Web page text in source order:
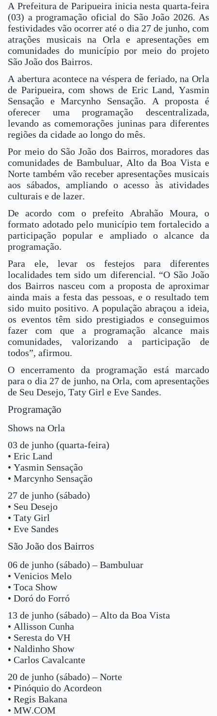
A Prefeitura de Paripueira inicia nesta quarta-feira
(03) a programação oficial do São João 2026. As
festividades vão ocorrer até o dia 27 de junho, com
atrações musicais na Orla e apresentações em
comunidades do município por meio do projeto
São João dos Bairros.
A abertura acontece na véspera de feriado, na Orla
de Paripueira, com shows de Eric Land, Yasmin
Sensação e Marcynho Sensação. A proposta é
oferecer uma programação descentralizada,
levando as comemorações juninas para diferentes
regiões da cidade ao longo do mês.
Por meio do São João dos Bairros, moradores das
comunidades de Bambuluar, Alto da Boa Vista e
Norte também vão receber apresentações musicais
aos sábados, ampliando o acesso às atividades
culturais e de lazer.
De acordo com o prefeito Abrahão Moura, o
formato adotado pelo município tem fortalecido a
participação popular e ampliado o alcance da
programação.
Para ele, levar os festejos para diferentes
localidades tem sido um diferencial. “O São João
dos Bairros nasceu com a proposta de aproximar
ainda mais a festa das pessoas, e o resultado tem
sido muito positivo. A população abraçou a ideia,
os eventos têm sido prestigiados e conseguimos
fazer com que a programação alcance mais
comunidades, valorizando a participação de
todos”, afirmou.
O encerramento da programação está marcado
para o dia 27 de junho, na Orla, com apresentações
de Seu Desejo, Taty Girl e Eve Sandes.
Programação
Shows na Orla
03 de junho (quarta-feira)
• Eric Land
• Yasmin Sensação
• Marcynho Sensação
27 de junho (sábado)
• Seu Desejo
• Taty Girl
• Eve Sandes
São João dos Bairros
06 de junho (sábado) – Bambuluar
• Venicios Melo
• Toca Show
• Doró do Forró
13 de junho (sábado) – Alto da Boa Vista
• Allisson Cunha
• Seresta do VH
• Naldinho Show
• Carlos Cavalcante
20 de junho (sábado) – Norte
• Pinóquio do Acordeon
• Regis Bakana
• MW.COM